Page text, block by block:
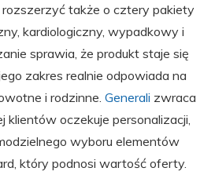
także o cztery pakiety
kardiologiczny, wypadkowy i
sprawia, że produkt staje się
zakres realnie odpowiada na
i rodzinne. Generali zwraca
klientów oczekuje personalizacji,
wyboru elementów
który podnosi wartość oferty.